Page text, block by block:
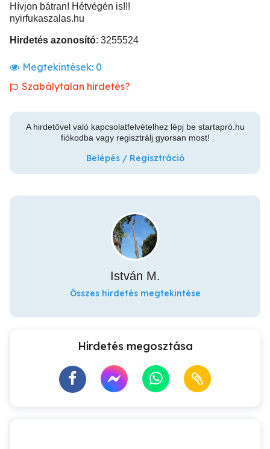
Hívjon bátran! Hétvégén is!!!
nyirfukaszalas.hu
Hirdetés azonosító: 3255524
Megtekintések: 0
Szabálytalan hirdetés?
A hirdetővel való kapcsolatfelvételhez lépj be startapró.hu
fiókodba vagy regisztrálj gyorsan most!
Belépés / Regisztráció
István M.
Összes hirdetés megtekintése
Hirdetés megosztása